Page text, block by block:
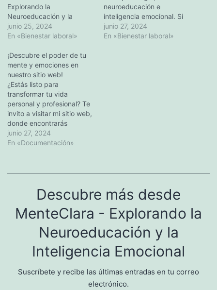
Explorando la
Neuroeducación y la
Inteligencia Emocional En
MenteClara: Explorando la
Inteligencia Emocional,
fusionamos la ciencia de la
inteligencia emocional, la
neuroeducación y la
neuropsicología para
transformar su ambiente
laboral y elevar la
productividad y eficiencia
de su…
junio 25, 2024
En «Bienestar laboral»
neuroeducación e
inteligencia emocional. Si
buscas mejorar tus
habilidades y adquirir
junio 27, 2024
En «Bienestar laboral»
¡Descubre el poder de tu
mente y emociones en
nuestro sitio web!
¿Estás listo para
transformar tu vida
personal y profesional? Te
invito a visitar mi sitio web,
donde encontrarás
recursos exclusivos y
servicios especializados en
Neuropsicología. ¿Qué
sitio web? Información
detallada sobre nuestros
servicios: Aprende cómo
nuestro enfoque integral
puede ayudarte a superar
junio 27, 2024
En «Documentación»
Descubre más desde
MenteClara - Explorando la
Neuroeducación y la
Inteligencia Emocional
Suscríbete y recibe las últimas entradas en tu correo
electrónico.